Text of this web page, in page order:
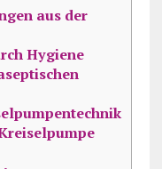
aus der
Hygiene